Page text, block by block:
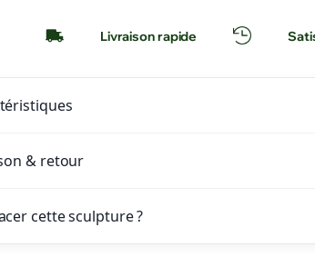
Livraison rapide
& retour
cette sculpture ?